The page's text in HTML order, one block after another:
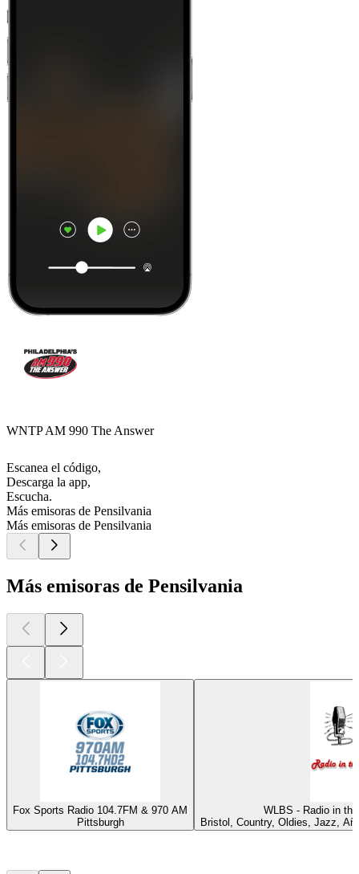
WNTP AM 990 The Answer
Escanea el código,
Descarga la app,
Escucha.
Más emisoras de Pensilvania
Más emisoras de Pensilvania
Más emisoras de Pensilvania
Fox Sports Radio 104.7FM & 970 AM
Pittsburgh
WLBS - Radio in
Bristol, Country, Oldies, Jazz,